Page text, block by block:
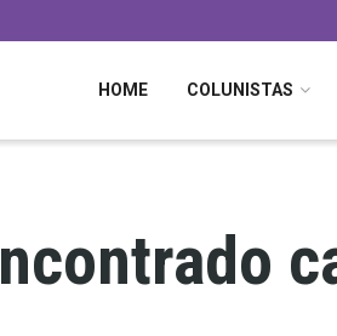
HOME COLUNISTAS